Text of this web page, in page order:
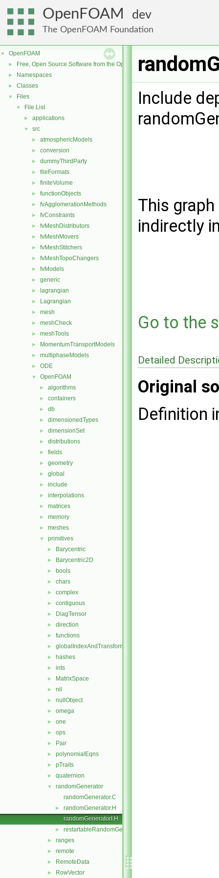
OpenFOAM dev
The OpenFOAM Foundation
▼ OpenFOAM
► Free, Open Source Software from the OpenFOAM Foundation
► Namespaces
► Classes
▼ Files
▼ File List
► applications
▼ src
► atmosphericModels
► conversion
► dummyThirdParty
► fileFormats
► finiteVolume
► functionObjects
► fvAgglomerationMethods
► fvConstraints
► fvMeshDistributors
► fvMeshMovers
► fvMeshStitchers
► fvMeshTopoChangers
► fvModels
► generic
► lagrangian
► Lagrangian
► mesh
► meshCheck
► meshTools
► MomentumTransportModels
► multiphaseModels
► ODE
▼ OpenFOAM
► algorithms
► containers
► db
► dimensionedTypes
► dimensionSet
► distributions
► fields
► geometry
► global
► include
► interpolations
► matrices
► memory
► meshes
▼ primitives
► Barycentric
► Barycentric2D
► bools
► chars
► complex
► contiguous
► DiagTensor
► direction
► functions
► globalIndexAndTransform
► hashes
► ints
► MatrixSpace
► nil
► nullObject
► omega
► one
► ops
► Pair
► polynomialEqns
► pTraits
► quaternion
▼
randomGenerator
randomGenerator.C
►
randomGenerator.H
randomGeneratorI.H
► restartableRandomGenerator.H
► ranges
► remote
► RemoteData
► RowVector
Include
This
indirectly
Go to the
Detailed
Original
Definition